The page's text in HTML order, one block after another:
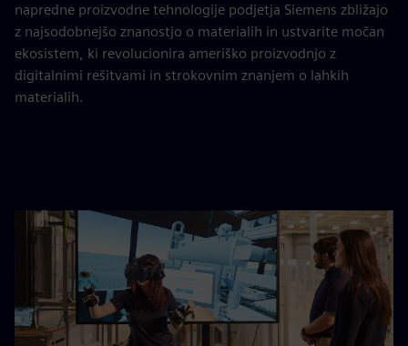
napredne proizvodne tehnologije podjetja Siemens zbližajo
z najsodobnejšo znanostjo o materialih in ustvarite močan
ekosistem, ki revolucionira ameriško proizvodnjo z
digitalnimi rešitvami in strokovnim znanjem o lahkih
materialih.